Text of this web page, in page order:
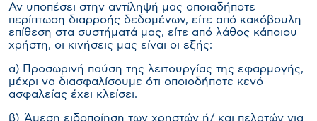
Αν υποπέσει στην αντίληψή μας οποιαδήποτε
περίπτωση διαρροής δεδομένων, είτε από κακόβουλη
επίθεση στα συστήματά μας, είτε από λάθος κάποιου
χρήστη, οι κινήσεις μας είναι οι εξής:
α) Προσωρινή παύση της λειτουργίας της εφαρμογής,
μέχρι να διασφαλίσουμε ότι οποιοδήποτε κενό
ασφαλείας έχει κλείσει.
β) Άμεση ειδοποίηση των χρηστών ή/ και πελατών για